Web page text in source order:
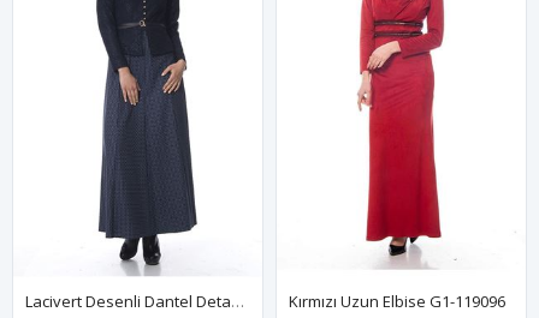
Lacivert Desenli Dantel Detaylı G10-100210 Kırmızı Uzun Elbise G1-119096